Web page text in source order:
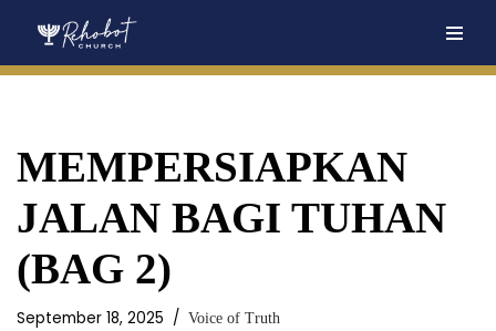
MEMPERSIAPKAN
JALAN BAGI TUHAN
(BAG 2)
September 18, 2025 Voice of Truth